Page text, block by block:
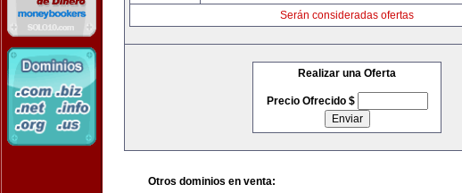
Serán consideradas ofertas
Realizar una Oferta
Precio Ofrecido $
Otros dominios en venta: